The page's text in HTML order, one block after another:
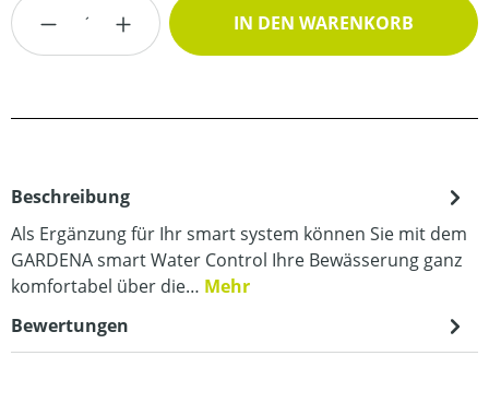
IN DEN WARENKORB
Beschreibung
Als Ergänzung für Ihr smart system können Sie mit dem
GARDENA smart Water Control Ihre Bewässerung ganz
komfortabel über die… Mehr
Bewertungen